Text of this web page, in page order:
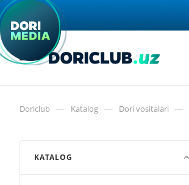
Doriclub — Katalog — Dori vositalari —
KATALOG